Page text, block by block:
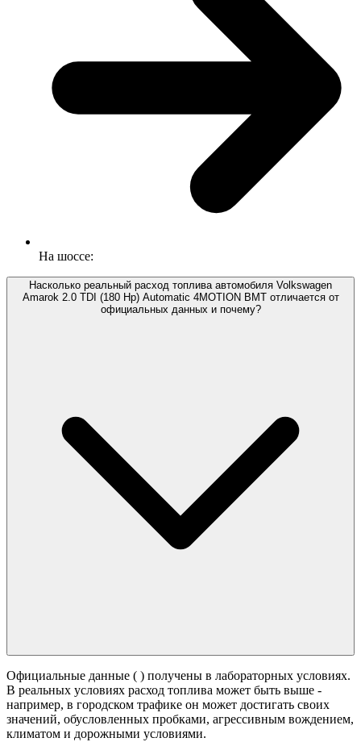
На шоссе:
Насколько реальный расход топлива автомобиля Volkswagen
Amarok 2.0 TDI (180 Hp) Automatic 4MOTION BMT отличается от
официальных данных и почему?
Официальные данные ( ) получены в лабораторных условиях.
В реальных условиях расход топлива может быть выше -
например, в городском трафике он может достигать своих
значений, обусловленных пробками, агрессивным вождением,
климатом и дорожными условиями.